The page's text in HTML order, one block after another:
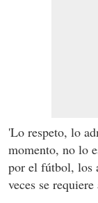
'Lo respeto, lo
momento, no lo
por el fútbol, los
veces se